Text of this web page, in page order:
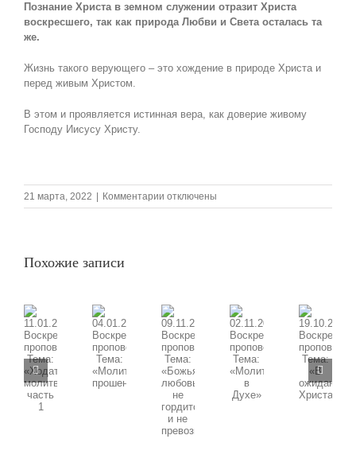
Познание Христа в земном служении отразит Христа
воскресшего, так как природа Любви и Света осталась та
же.
Жизнь такого верующего – это хождение в природе Христа и
перед живым Христом.
В этом и проявляется истинная вера, как доверие живому
Господу Иисусу Христу.
21 марта, 2022 Комментарии к
записи
из
мертвых.
Первенец
из
мертвых»,
часть
отключены
Похожие записи
11.01.2026
Воскресная
проповедь,
«Ходатайственная
04.01.2026
Воскресная
проповедь,
09.11.2025
Воскресная
проповедь,
Тема:
«Божья
любовь
02.11.2025
Воскресная
проповедь,
Тема:
19.10.2025
Воскресная
проповедь,
Тема: